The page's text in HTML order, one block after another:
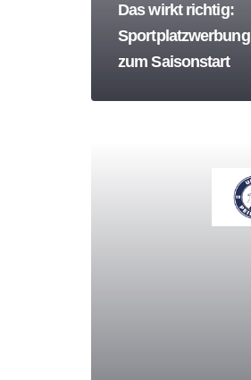
Das wirkt richtig:
Sportplatzwerbung
zum Saisonstart